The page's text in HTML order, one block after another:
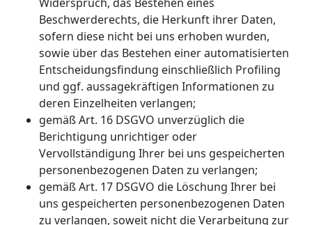
Beschwerderechts, die Herkunft ihrer Daten,
sofern diese nicht bei uns erhoben wurden,
sowie über das Bestehen einer automatisierten
Entscheidungsfindung einschließlich Profiling
und ggf. aussagekräftigen Informationen zu
deren Einzelheiten verlangen;
gemäß Art. 16 DSGVO unverzüglich die
Berichtigung unrichtiger oder
Vervollständigung Ihrer bei uns gespeicherten
personenbezogenen Daten zu verlangen;
gemäß Art. 17 DSGVO die Löschung Ihrer bei
uns gespeicherten personenbezogenen Daten
zu verlangen, soweit nicht die Verarbeitung zur